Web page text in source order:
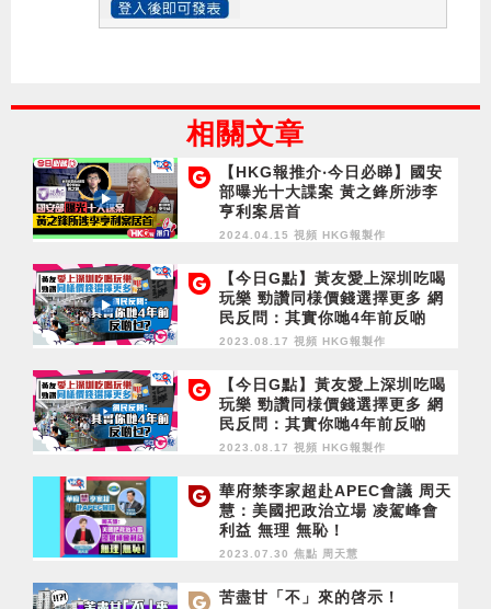
相關文章
【HKG報推介‧今日必睇】國安
部曝光十大諜案 黃之鋒所涉李
亨利案居首
2024.04.15 視頻 HKG報製作
【今日G點】黃友愛上深圳吃喝
玩樂 勁讚同様價錢選擇更多 網
民反問：其實你哋4年前反啲
乜？
2023.08.17 視頻 HKG報製作
【今日G點】黃友愛上深圳吃喝
玩樂 勁讚同様價錢選擇更多 網
民反問：其實你哋4年前反啲
乜？
2023.08.17 視頻 HKG報製作
華府禁李家超赴APEC會議 周天
慧：美國把政治立場 凌駕峰會
利益 無理 無恥！
2023.07.30 焦點 周天慧
苦盡甘「不」來的啓示！